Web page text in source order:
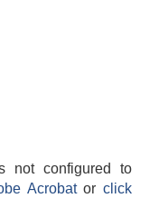
not configured to
Acrobatorclick